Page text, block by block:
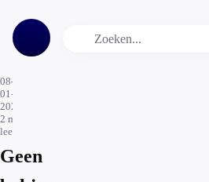
08-
01-
2024
2 min.
leestijd
Geen